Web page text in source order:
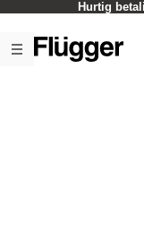
Hurtig